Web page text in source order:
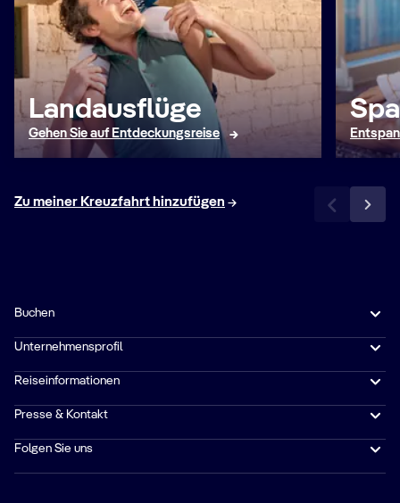
Landausflüge
Gehen Sie auf Entdeckungsreise
Zu meiner Kreuzfahrt hinzufügen
Buchen
Unternehmensprofil
Reiseinformationen
Presse & Kontakt
Folgen Sie uns